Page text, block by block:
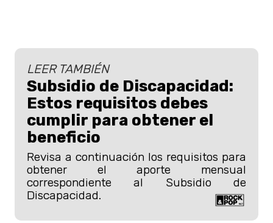
LEER TAMBIÉN
Subsidio de Discapacidad:
Estos requisitos debes
cumplir para obtener el
beneficio
Revisa a continuación los requisitos para
obtener el aporte mensual
correspondiente al Subsidio de
Discapacidad.